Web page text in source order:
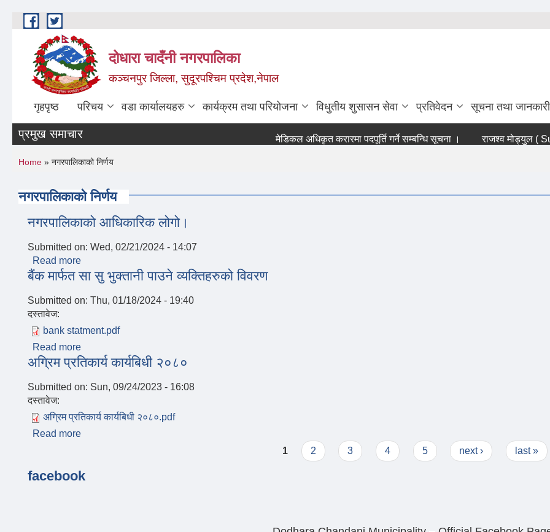
Skip to main content
दोधारा चादँनी नगरपालिका
कञ्चनपुर जिल्ला, सुदूरपश्चिम प्रदेश,नेपाल
गृहपृष्ठ परिचय वडा कार्यालयहरु कार्यक्रम तथा परियोजना विधुतीय शुसासन सेवा प्रतिवेदन सूचना तथा जानकारी
प्रमुख समाचार मेडिकल अधिकृत करारमा पदपूर्ति गर्ने सम्बन्धि सूचना । राजश्व मोड्युल (
You are here
Home » नगरपालिकाको निर्णय
नगरपालिकाको निर्णय
नगरपालिकाको आधिकारिक लोगो।
Submitted on: Wed, 02/21/2024 - 14:07
Read more
बैंक मार्फत सा सु भुक्तानी पाउने व्यक्तिहरुको विवरण
Submitted on: Thu, 01/18/2024 - 19:40
दस्तावेज:
bank statment.pdf
Read more
अग्रिम प्रतिकार्य कार्यबिधी २०८०
Submitted on: Sun, 09/24/2023 - 16:08
दस्तावेज:
अग्रिम प्रतिकार्य कार्यबिधी २०८०.pdf
Read more
1 2 3 4 5 next › last »
facebook